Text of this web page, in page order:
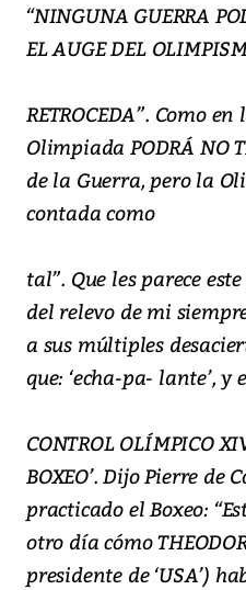
“NINGUNA GUERRA
EL AUGE DEL
RETROCEDA”. Como
Olimpiada PODRÁ NO
de la Guerra, pero la
contada como
tal”. Que les parece
del relevo de mi
a sus múltiples
que: ‘echa-pa- lante’, y
CONTROL OLÍMPICO
BOXEO’. Dijo Pierre de
practicado el Boxeo:
otro día cómo
presidente de ‘USA’)